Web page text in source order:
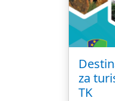
za
TK